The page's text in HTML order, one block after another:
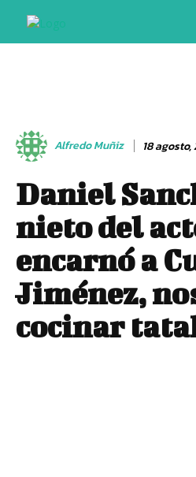
Alfredo Muñiz 18 agosto,
Daniel
nieto del
encarnó a
Jiménez,
cocinar